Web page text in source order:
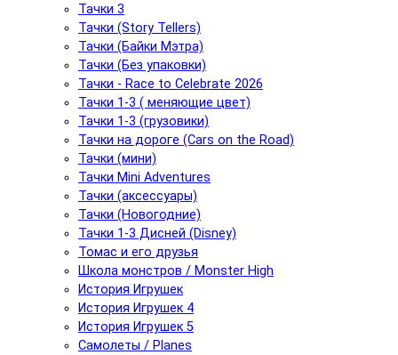
Тачки 3
Тачки (Story Tellers)
Тачки (Байки Мэтра)
Тачки (Без упаковки)
Тачки - Race to Celebrate 2026
Тачки 1-3 ( меняющие цвет)
Тачки 1-3 (грузовики)
Тачки на дороге (Cars on the Road)
Тачки (мини)
Тачки Mini Adventures
Тачки (аксессуары)
Тачки (Новогодние)
Тачки 1-3 Дисней (Disney)
Томас и его друзья
Школа монстров / Monster High
История Игрушек
История Игрушек 4
История Игрушек 5
Самолеты / Planes